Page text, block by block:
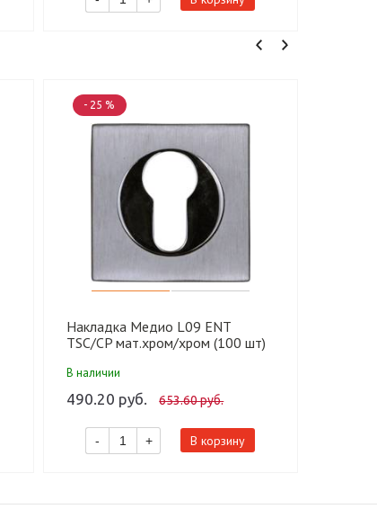
- 25 %
Накладка Медио L09 ENT
TSC/CP мат.хром/хром (100 шт)
В наличии
490.20 руб. 653.60 руб.
- + В корзину